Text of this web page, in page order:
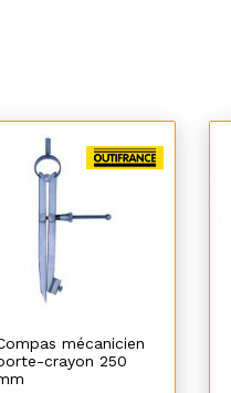
mécanicien
crayon 250